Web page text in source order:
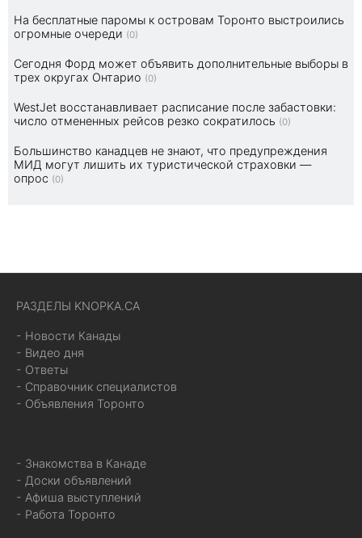
На бесплатные паромы к островам Торонто выстроились
огромные очереди (0)
Сегодня Форд может объявить дополнительные выборы в
трех округах Онтарио (0)
WestJet восстанавливает расписание после забастовки:
число отмененных рейсов резко сократилось (0)
Большинство канадцев не знают, что предупреждения
МИД могут лишить их туристической страховки —
опрос (0)
РАЗДЕЛЫ KNOPKA.CA
- Новости Канады
- Видео дня
- Ответы
- Справочник специалистов
- Объявления Торонто
- Знакомства в Канаде
- Доски объявлений
- Афиша выступлений
- Работа Торонто